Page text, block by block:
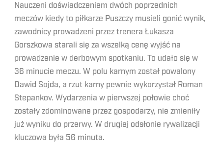
Nauczeni doświadczeniem dwóch poprzednich
meczów kiedy to piłkarze Puszczy musieli gonić wynik,
zawodnicy prowadzeni przez trenera Łukasza
Gorszkowa starali się za wszelką cenę wyjść na
prowadzenie w derbowym spotkaniu. To udało się w
36 minucie meczu. W polu karnym został powalony
Dawid Sojda, a rzut karny pewnie wykorzystał Roman
Stepankov. Wydarzenia w pierwszej połowie choć
zostały zdominowane przez gospodarzy, nie zmieniły
już wyniku do przerwy. W drugiej odsłonie rywalizacji
kluczowa była 56 minuta.